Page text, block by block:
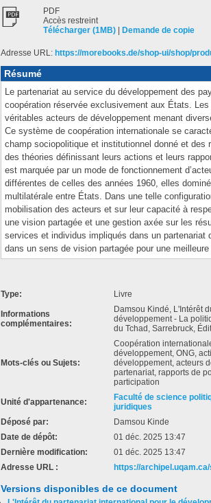
PDF
Accès restreint
Télécharger (1MB)
Demande de copie
Adresse URL: https://morebooks.de/shop-ui/shop/
Résumé
Le partenariat au service du développement des
coopération réservée exclusivement aux États.
véritables acteurs de développement menant
Ce système de coopération internationale se
champ sociopolitique et institutionnel donné et des
des théories définissant leurs actions et leurs
est marquée par un mode de fonctionnement
différentes de celles des années 1960, elles
multilatérale entre États. Dans une telle
mobilisation des acteurs et sur leur capacité à
une vision partagée et une gestion axée sur les
services et individus impliqués dans un partenariat
dans un sens de vision partagée pour une
Type: Livre
Informations
complémentaires:
Damsou Kindé, L'Intérêt
développement - La
du Tchad, Sarrebruck,
Mots-clés ou Sujets:
Coopération
développement, ONG,
développement, acteurs
partenariat, rapports de
participation
Unité d'appartenance:
Faculté de science
juridiques
Déposé par:
Damsou Kinde
Date de dépôt:
01 déc. 2025 13:47
Dernière modification:
01 déc. 2025 13:47
Adresse URL :
https://
Versions disponibles de ce document